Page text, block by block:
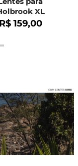
XL
R$ 159,00